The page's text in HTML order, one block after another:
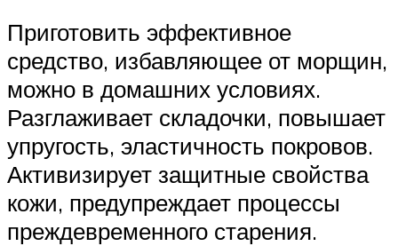
Приготовить эффективное
средство, избавляющее от морщин,
можно в домашних условиях.
Разглаживает складочки, повышает
упругость, эластичность покровов.
Активизирует защитные свойства
кожи, предупреждает процессы
преждевременного старения.